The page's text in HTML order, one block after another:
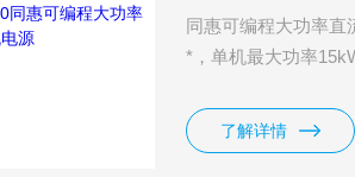
同惠可编程大功率
*，单机最大功率
波形！具有高可靠性
了解详情